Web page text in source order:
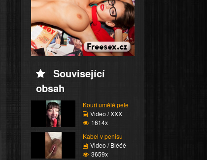
Související
obsah
Kouří umělé pele
Video / XXX
1614x
Kabel v penisu
Video / Blééé
3659x